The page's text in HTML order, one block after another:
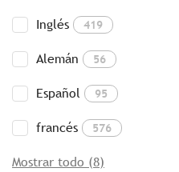
Inglés 419
Alemán 56
Español 95
francés 576
Mostrar todo (8)